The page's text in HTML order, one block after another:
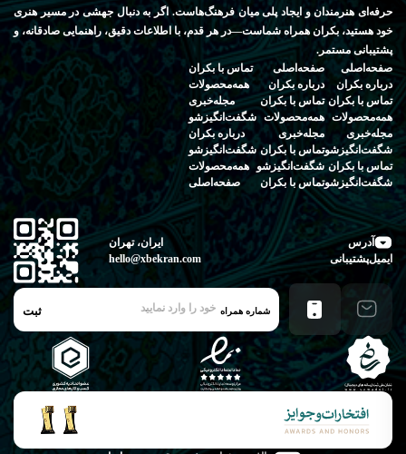
حرفه‌ای هنرمندان و ایجاد پلی میان فرهنگ‌هاست. اگر به دنبال جهشی در مسیر هنری
خود هستید، بکران همراه شماست—در هر قدم، با اطلاعات دقیق، راهنمایی صادقانه، و
پشتیبانی مستمر.
صفحه‌اصلی
درباره‌ بکران
تماس‌ با‌ بکران
همه‌محصولات
مجله‌خبری
شگفت‌انگیز‌شو
تماس‌ با‌ بکران
شگفت‌انگیز‌شو
صفحه‌اصلی
درباره‌ بکران
تماس‌ با‌ بکران
همه‌محصولات
مجله‌خبری
تماس‌ با‌ بکران
شگفت‌انگیز‌شو
تماس‌ با‌ بکران
تماس‌ با‌ بکران
همه‌محصولات
مجله‌خبری
شگفت‌انگیز‌شو
درباره‌ بکران
شگفت‌انگیز‌شو
همه‌محصولات
صفحه‌اصلی
آدرس
ایران، تهران
ایمیل‌پشتیبانی
hello@xbekran.com
شماره همراه ثبت